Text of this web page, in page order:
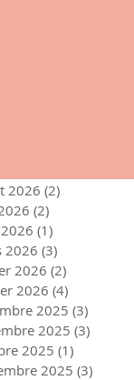
2026 (2)
(2)
(1)
2026 (3)
2026 (2)
2026 (4)
2025 (3)
2025 (3)
2025 (1)
2025 (3)